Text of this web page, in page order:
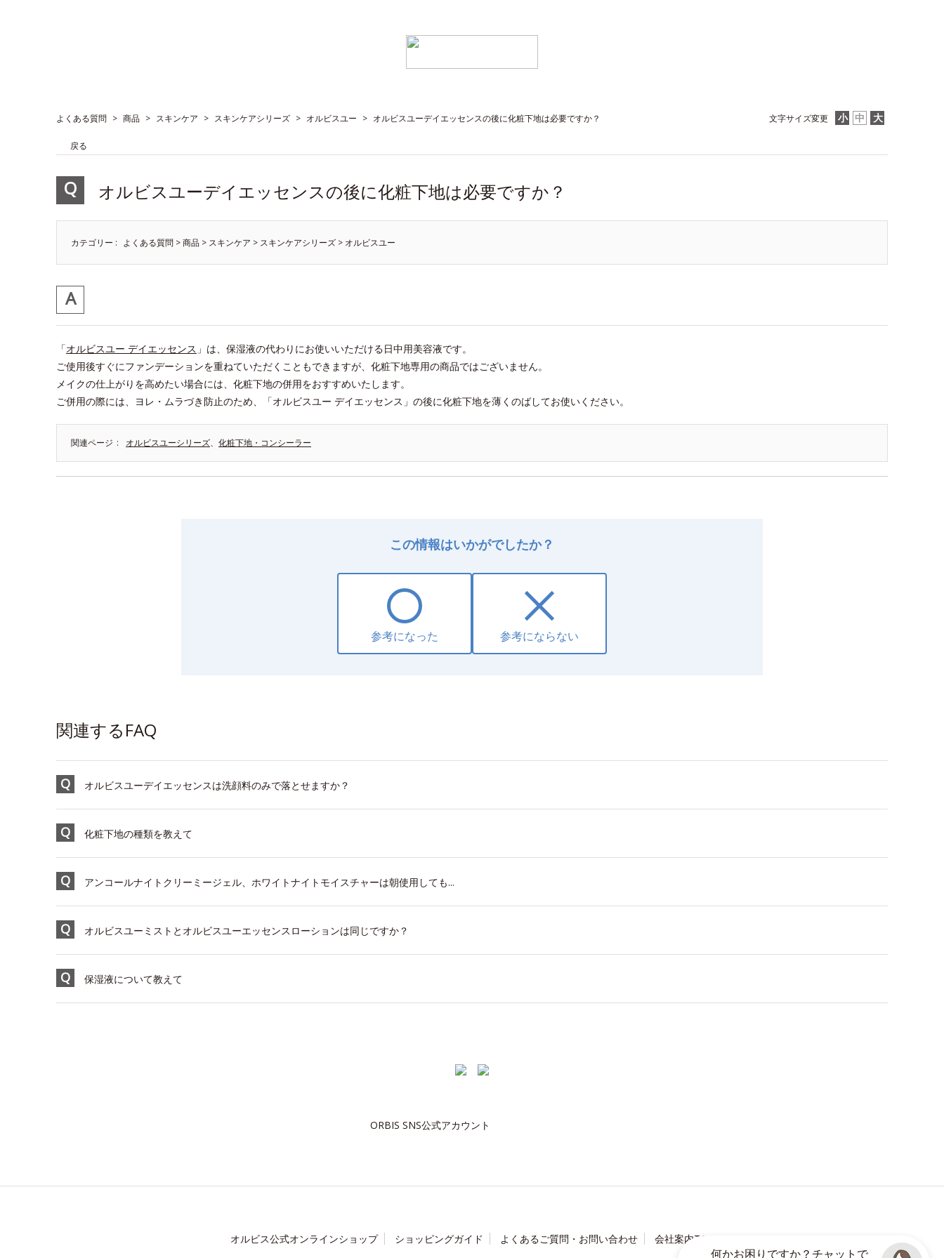
文字サイズ変更
よくある質問 > 商品 > スキンケア > スキンケアシリーズ > オルビスユー > オルビスユーデイエッセンスの後に化粧下地は必要ですか？
戻る
オルビスユーデイエッセンスの後に化粧下地は必要ですか？
カテゴリー : よくある質問 >商品 > スキンケア > スキンケアシリーズ > オルビスユー
「オルビスユー デイエッセンス 」は、保湿液の代わりにお使いいただける日中用美容液です。
ご使用後すぐにファンデーションを重ねていただくこともできますが、化粧下地専用の商品ではございません。
メイクの仕上がりを高めたい場合には、化粧下地の併用をおすすめいたします。
ご併用の際には、ヨレ・ムラづき防止のため、「オルビスユー デイエッセンス」の後に化粧下地を薄くのばしてお使いください。
関連ページ オルビスユーシリーズ、 化粧下地・コンシーラー
この情報はいかがでしたか？
参考になった 参考にならない
関連するFAQ
オルビスユーデイエッセンスは洗顔料のみで落とせますか？
化粧下地の種類を教えて
アンコールナイトクリーミージェル、ホワイトナイトモイスチャーは朝使用しても...
オルビスユーミストとオルビスユーエッセンスローションは同じですか？
保湿液について教えて
ORBIS SNS公式アカウント
オルビス公式オンラインショップ ショッピングガイド よくあるご質問・お問い合わせ 会社案内TOP
何かお困りですか？チャットで